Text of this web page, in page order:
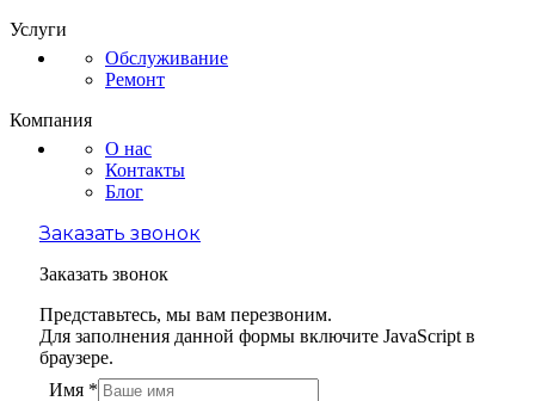
Услуги
Обслуживание
Ремонт
Компания
О нас
Контакты
Блог
Заказать звонок
Заказать звонок
Представьтесь, мы вам перезвоним.
Для заполнения данной формы включите JavaScript в
браузере.
Имя *